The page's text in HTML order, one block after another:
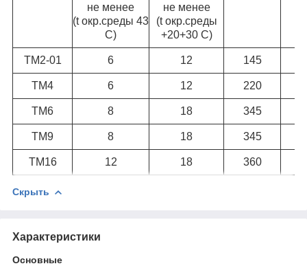
не менее
(t окр.среды 43
С)
не менее
(t окр.среды
+20+30 С)
ТМ2-01 6 12 145
ТМ4 6 12 220
ТМ6 8 18 345
ТМ9 8 18 345
ТМ16 12 18 360
Скрыть
Характеристики
Основные